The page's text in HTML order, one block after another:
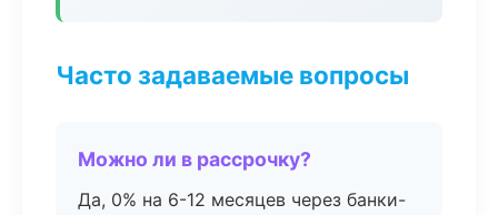
Часто задаваемые вопросы
Можно ли в рассрочку?
Да, 0% на 6-12 месяцев через банки-